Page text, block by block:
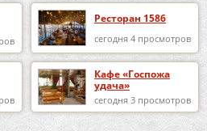
Ресторан 1586
сегодня 4 просмотров
Кафе «Госпожа
удача»
сегодня 3 просмотров